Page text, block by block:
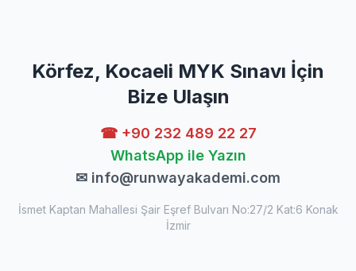
Körfez, Kocaeli MYK Sınavı İçin
Bize Ulaşın
☎ +90 232 489 22 27
WhatsApp ile Yazın
✉ info@runwayakademi.com
İsmet Kaptan Mahallesi Şair Eşref Bulvarı No:27/2 Kat:6 Konak
İzmir